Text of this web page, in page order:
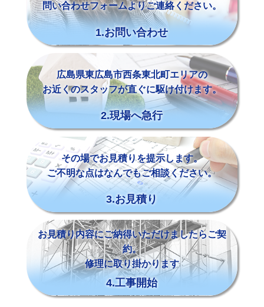
問い合わせフォームよりご連絡ください。
1.お問い合わせ
広島県東広島市西条東北町エリアの
お近くのスタッフが直ぐに駆け付けます。
2.現場へ急行
その場でお見積りを提示します。
ご不明な点はなんでもご相談ください。
3.お見積り
お見積り内容にご納得いただけましたらご契
約。
修理に取り掛かります
4.工事開始